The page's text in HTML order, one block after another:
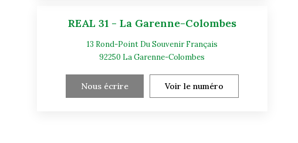
REAL 31 - La Garenne-Colombes
13 Rond-Point Du Souvenir Français
92250 La Garenne-Colombes
Nous écrire Voir le numéro